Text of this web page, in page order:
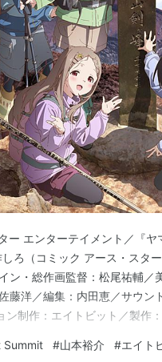
ー エンターテイメント／『
ろ（コミック アース・スタ
ン・総作画監督：松尾祐輔／
藤洋／編集：内田恵／サウン
制作：エイトビット／製作
史法／倉上健一：荻野晴朗／
Summit #山本裕介 #エイト